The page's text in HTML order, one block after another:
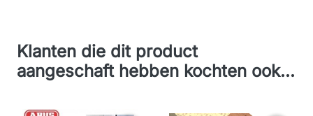
Klanten die dit product
aangeschaft hebben kochten ook...